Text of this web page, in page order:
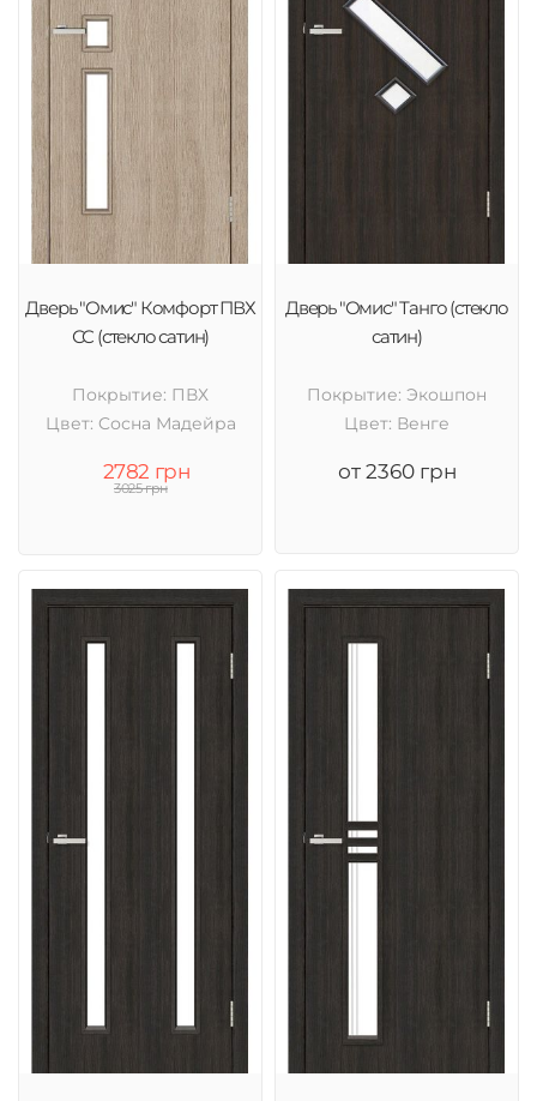
Дверь "Омис" Комфорт ПВХ
СС (стекло сатин)
Покрытие: ПВХ
Цвет: Cосна Мадейра
2782 грн
3025 грн
Дверь "Омис" Танго (стекло
сатин)
Покрытие: Экошпон
Цвет: Венге
от 2360 грн